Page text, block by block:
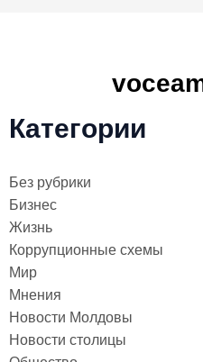
Категории
Без рубрики
Бизнес
Жизнь
Коррупционные схемы
Мир
Мнения
Новости Молдовы
Новости столицы